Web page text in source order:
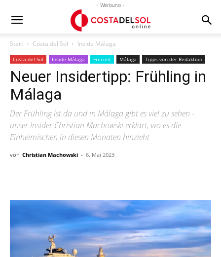
- Werbung -
Start Costa del Sol Inside Málaga
Costa del Sol Inside Málaga Freizeit Málaga Tipps von der Redaktion
Neuer Insidertipp: Frühling in
Málaga
Der Frühling ist da und in Málaga gibt es viel zu sehen -
unser Insider Christian Machowski erklärt, wo es die
Einheimischen in diesen Monaten hinzieht
von Christian Machowski - 6. Mai 2023